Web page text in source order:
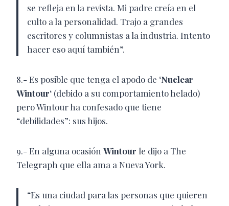
se refleja en la revista. Mi padre creía en el
culto a la personalidad. Trajo a grandes
escritores y columnistas a la industria. Intento
hacer eso aquí también”.
8.- Es posible que tenga el apodo de ‘Nuclear
Wintour‘ (debido a su comportamiento helado)
pero Wintour ha confesado que tiene
“debilidades”: sus hijos.
9.- En alguna ocasión Wintour le dijo a The
Telegraph que ella ama a Nueva York.
“Es una ciudad para las personas que quieren